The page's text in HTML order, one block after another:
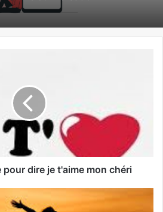
toi cette nuit
pour dire je t'aime mon chéri